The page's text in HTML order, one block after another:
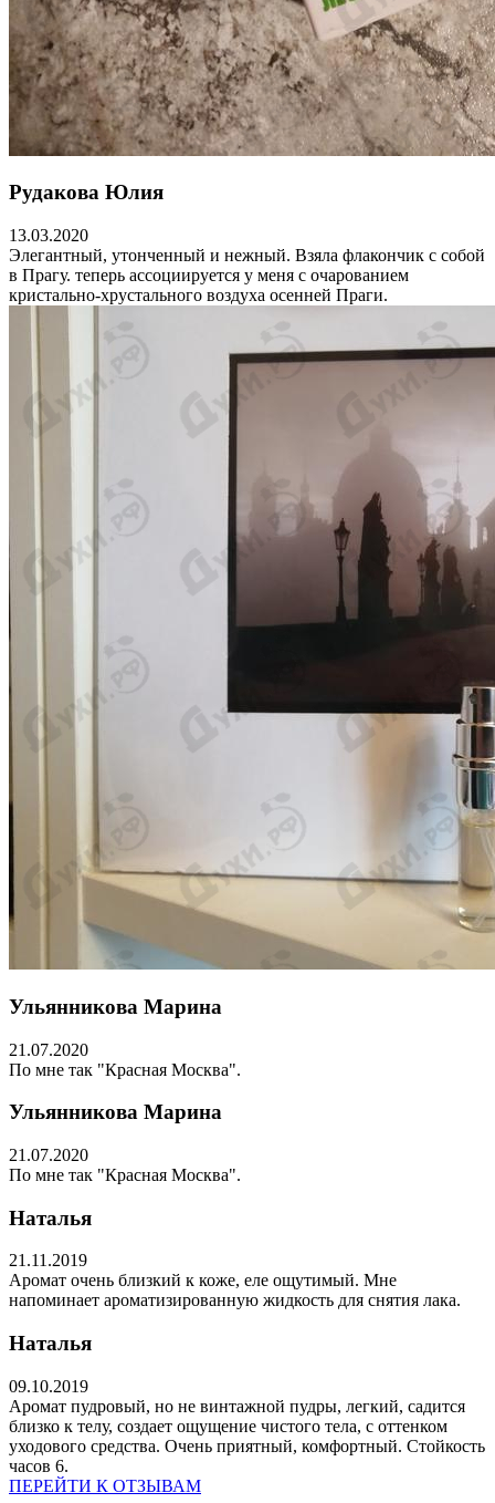
Рудакова Юлия
13.03.2020
Элегантный, утонченный и нежный. Взяла флакончик с собой
в Прагу. теперь ассоциируется у меня с очарованием
кристально-хрустального воздуха осенней Праги.
Ульянникова Марина
21.07.2020
По мне так "Красная Москва".
Ульянникова Марина
21.07.2020
По мне так "Красная Москва".
Наталья
21.11.2019
Аромат очень близкий к коже, еле ощутимый. Мне
напоминает ароматизированную жидкость для снятия лака.
Наталья
09.10.2019
Аромат пудровый, но не винтажной пудры, легкий, садится
близко к телу, создает ощущение чистого тела, с оттенком
уходового средства. Очень приятный, комфортный. Стойкость
часов 6.
ПЕРЕЙТИ К ОТЗЫВАМ